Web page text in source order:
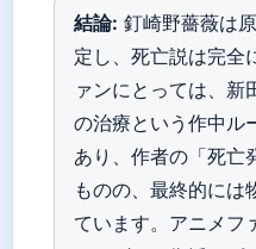
結論: 釘崎野薔薇は
定し、死亡説は完全
ァンにとっては、新
の治療という作中ル
あり、作者の「死亡
ものの、最終的には
ています。アニメフ